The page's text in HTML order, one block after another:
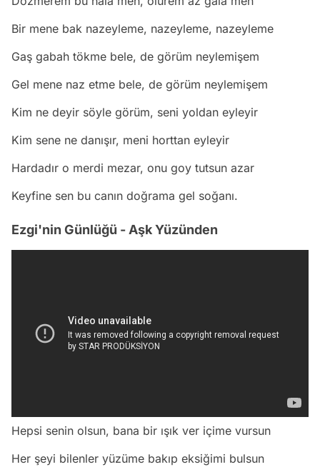
Bir mene bak nazeyleme, nazeyleme, nazeyleme
Gaş gabah tökme bele, de görüm neylemişem
Gel mene naz etme bele, de görüm neylemişem
Kim ne deyir söyle görüm, seni yoldan eyleyir
Kim sene ne danışır, meni horttan eyleyir
Hardadır o merdi mezar, onu goy tutsun azar
Keyfine sen bu canın doğrama gel soğanı.
Ezgi'nin Günlüğü - Aşk Yüzünden
Hepsi senin olsun, bana bir ışık ver içime vursun
Her şeyi bilenler yüzüme bakıp eksiğimi bulsun